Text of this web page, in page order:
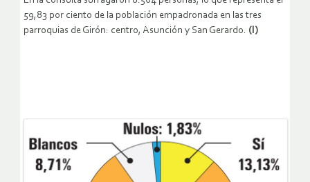
59,83 por ciento de la población empadronada en las tres
parroquias de Girón: centro, Asunción y San Gerardo. (I)